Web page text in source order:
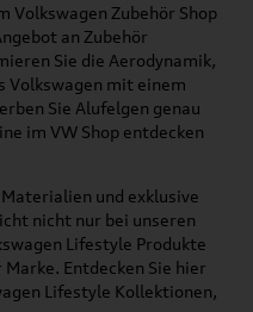
Volkswagen Zubehör Shop
an Zubehör
Sie die Aerodynamik,
Volkswagen mit einem
Sie Alufelgen genau
im VW Shop entdecken
und exklusive
nicht nur bei unseren
Lifestyle Produkte
Entdecken Sie hier
Lifestyle Kollektionen,